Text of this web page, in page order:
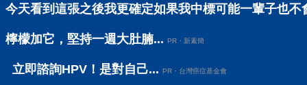
今天看到這張之後我更確定如果我中標可能一輩子也
檸檬加它，堅持一週大肚腩... PR・新素簡
立即諮詢HPV！是對自己... PR・台灣癌症基金會